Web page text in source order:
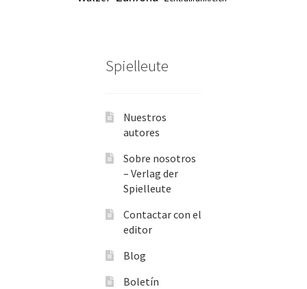
Spielleute
Nuestros
autores
Sobre nosotros
– Verlag der
Spielleute
Contactar con el
editor
Blog
Boletín